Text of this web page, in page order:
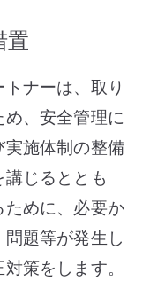
置
トナーは、取り
、安全管理に
実施体制の整備
じるととも
めに、必要か
題等が発生し
策をします。